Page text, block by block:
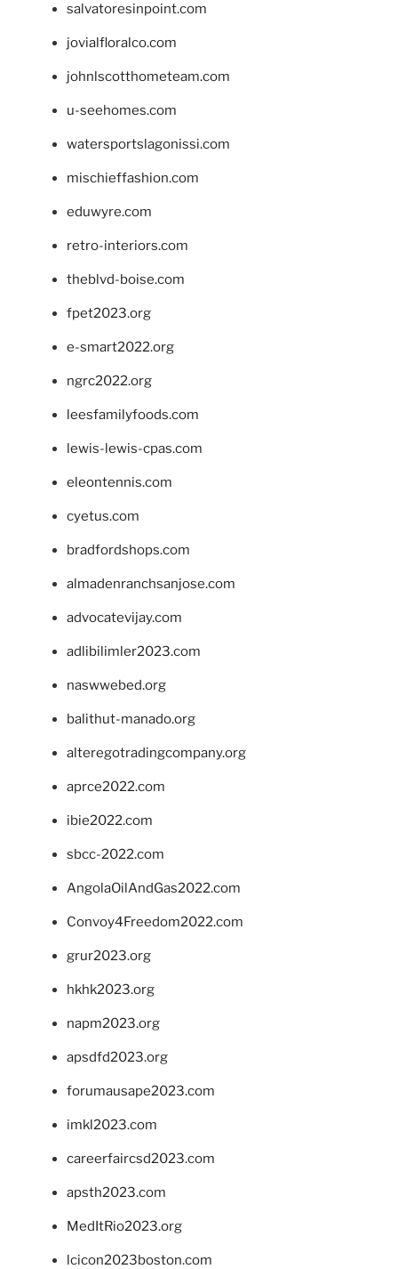
salvatoresinpoint.com
jovialfloralco.com
johnlscotthometeam.com
u-seehomes.com
watersportslagonissi.com
mischieffashion.com
eduwyre.com
retro-interiors.com
theblvd-boise.com
fpet2023.org
e-smart2022.org
ngrc2022.org
leesfamilyfoods.com
lewis-lewis-cpas.com
eleontennis.com
cyetus.com
bradfordshops.com
almadenranchsanjose.com
advocatevijay.com
adlibilimler2023.com
naswwebed.org
balithut-manado.org
alteregotradingcompany.org
aprce2022.com
ibie2022.com
sbcc-2022.com
AngolaOilAndGas2022.com
Convoy4Freedom2022.com
grur2023.org
hkhk2023.org
napm2023.org
apsdfd2023.org
forumausape2023.com
imkl2023.com
careerfaircsd2023.com
apsth2023.com
MedItRio2023.org
lcicon2023boston.com